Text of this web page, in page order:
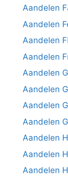
Aandelen
Aandelen
Aandelen
Aandelen
Aandelen
Aandelen
Aandelen
Aandelen
Aandelen
Aandelen
Aandelen